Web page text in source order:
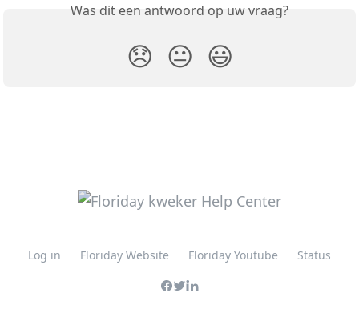
Was dit een antwoord op uw vraag?
😞 😐 😃
Log in Floriday Website Floriday Youtube Status